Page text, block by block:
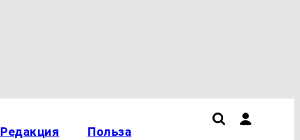
Редакция Польза